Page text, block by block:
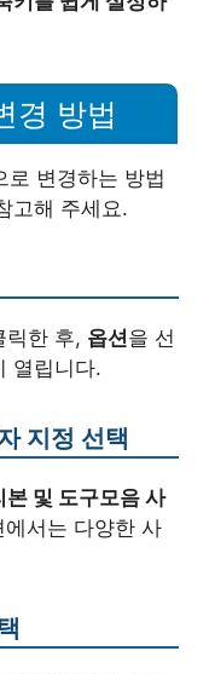
경 방법
로 변경하는 방법
고해 주세요.
릭한 후, 옵션을 선
열립니다.
지정 선택
본 및 도구모음 사
서는 다양한 사